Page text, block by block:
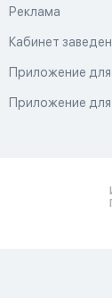
Реклама
Кабинет
Приложение для
Приложение